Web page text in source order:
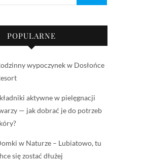
POPULARNE
wypoczynek w Dosłońce
aktywne w pielęgnacji
— jak dobrać je do potrzeb
w Naturze – Lubiatowo, tu
się zostać dłużej